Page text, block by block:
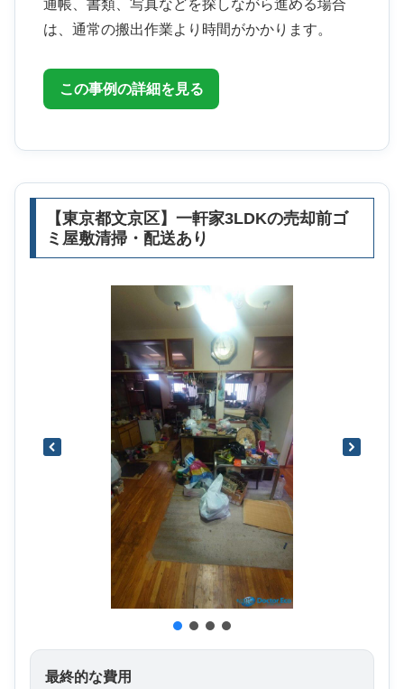
通帳、書類、写真などを探しながら進める場合
は、通常の搬出作業より時間がかかります。
この事例の詳細を見る
【東京都文京区】一軒家3LDKの売却前ゴ
ミ屋敷清掃・配送あり
最終的な費用